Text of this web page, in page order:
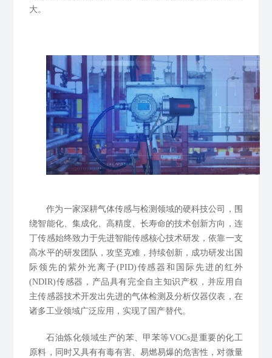
大。
作为一家深耕气体传感与检测领域的硬科技公司，围
绕智能化、集成化、高精度、长寿命的技术创新方向，连
丁传感始终致力于先进智能传感核心技术研发，依靠一支
高水平的研发团队，攻坚克难，持续创新，成功研发出国
际领先的紫外光离子(PID)传感器和国际先进的红外
(NDIR)传感器，产品具有完全自主知识产权，并应用自
主传感器技术开发出先进的气体检测及分析仪器仪表，在
诸多工业领域广泛应用，实现了国产替代。
石油炼化领域生产的苯、甲苯等VOCs是重要的化工
原料，同时又具有有毒有害、易燃易爆的危害性，对微量